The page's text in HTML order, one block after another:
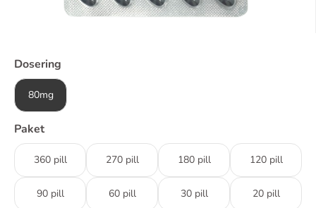
Dosering
80mg
Paket
360 pill 270 pill 180 pill 120 pill
90 pill 60 pill 30 pill 20 pill